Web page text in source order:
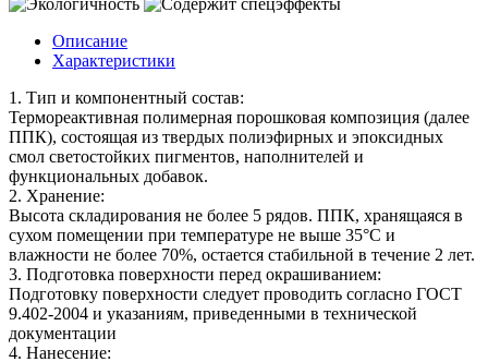
Описание
Характеристики
1. Тип и компонентный состав:
Термореактивная полимерная порошковая композиция (далее
ППК), состоящая из твердых полиэфирных и эпоксидных
смол светостойких пигментов, наполнителей и
функциональных добавок.
2. Хранение:
Высота складирования не более 5 рядов. ППК, хранящаяся в
сухом помещении при температуре не выше 35°С и
влажности не более 70%, остается стабильной в течение 2 лет.
3. Подготовка поверхности перед окрашиванием:
Подготовку поверхности следует проводить согласно ГОСТ
9.402-2004 и указаниям, приведенными в технической
документации
4. Нанесение: